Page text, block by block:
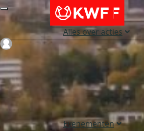
Alles over acties
Evenementen
Login